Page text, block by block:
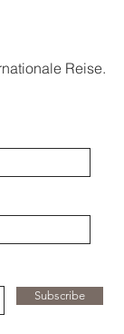
Reise.
Subscribe